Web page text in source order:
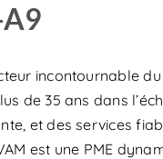
incontournable
de 35 ans dans
et des services
est une PME